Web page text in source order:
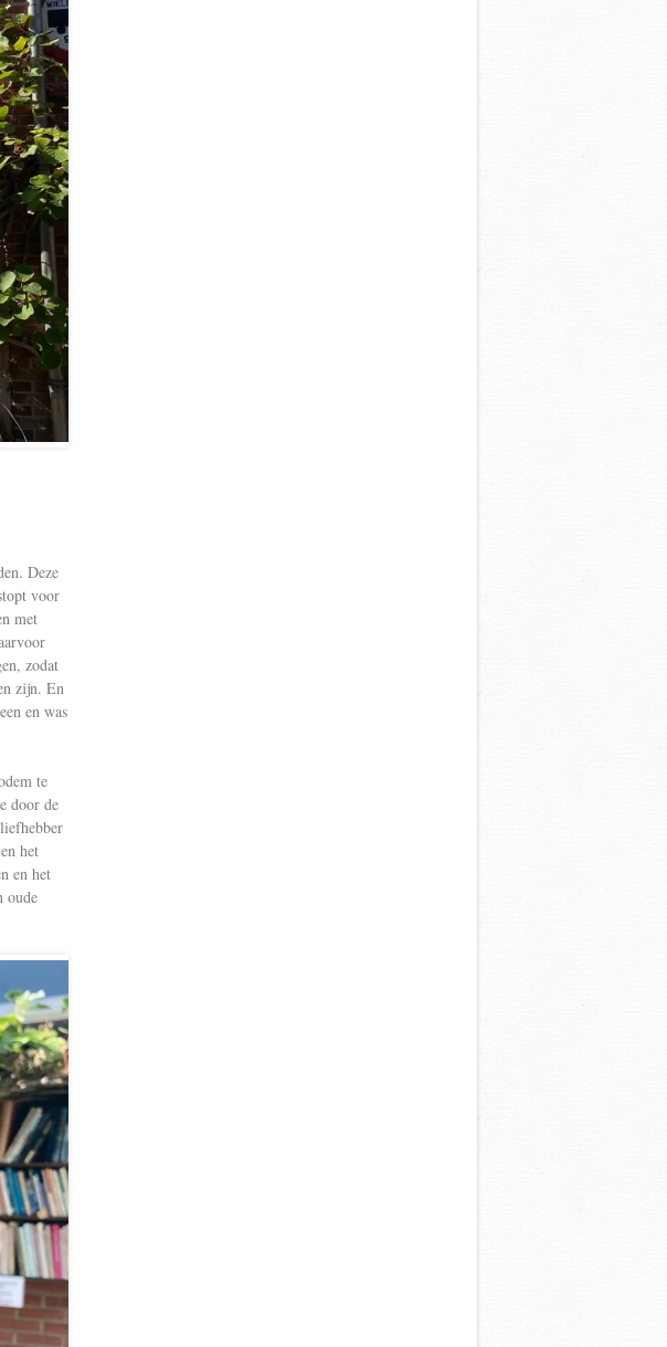
Deze
voor
met
zodat
zijn. En
en was
te
door de
het
en het
oude